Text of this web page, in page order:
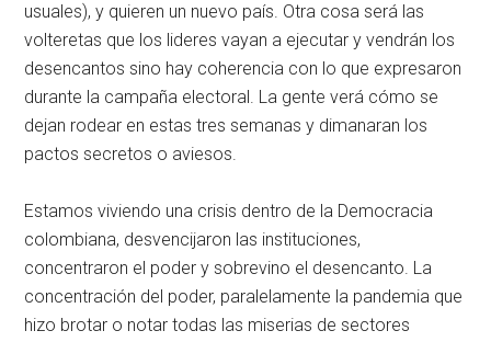
usuales), y quieren un nuevo país. Otra cosa será las
volteretas que los lideres vayan a ejecutar y vendrán los
desencantos sino hay coherencia con lo que expresaron
durante la campaña electoral. La gente verá cómo se
dejan rodear en estas tres semanas y dimanaran los
pactos secretos o aviesos.
Estamos viviendo una crisis dentro de la Democracia
colombiana, desvencijaron las instituciones,
concentraron el poder y sobrevino el desencanto. La
concentración del poder, paralelamente la pandemia que
hizo brotar o notar todas las miserias de sectores